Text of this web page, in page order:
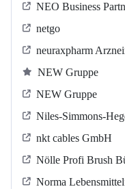
NEO Business
netgo
neuraxpharm
NEW Gruppe
NEW Gruppe
Niles-Simmons-
nkt cables GmbH
Nölle Profi Brush
Norma